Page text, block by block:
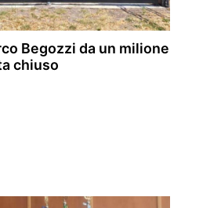
Begozzi da un milione
chiuso